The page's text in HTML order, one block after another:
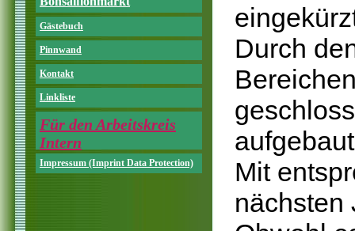
Gästebuch
Pinnwand
Kontakt
Linkliste
Für den Arbeitskreis
Intern
Impressum (Imprint Data Protection)
Durch
Mit
nächsten